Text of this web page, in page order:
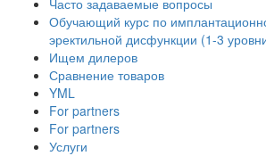
Часто задаваемые вопросы
Обучающий курс по
эректильной дисфункции (1-3
Ищем дилеров
Сравнение товаров
YML
For partners
For partners
Услуги